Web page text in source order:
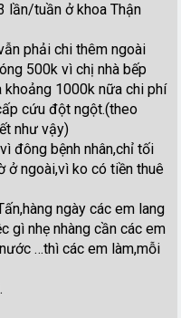
lần/tuần ở khoa Thận
phải chi thêm ngoài
500k vì chị nhà bếp
1000k nữa chi phí
cứu đột ngột.(theo
như vậy)
đông bệnh nhân,chỉ tối
ở ngoài,vì ko có tiền thuê
ngày các em lang
gì nhẹ nhàng cần các em
…thì các em làm,mỗi